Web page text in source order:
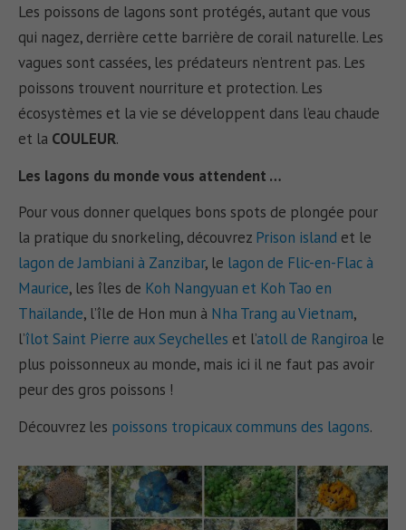
Les poissons de lagons sont protégés, autant que vous
qui nagez, derrière cette barrière de corail naturelle. Les
vagues sont cassées, les prédateurs n’entrent pas. Les
poissons trouvent nourriture et protection. Les
écosystèmes et la vie se développent dans l’eau chaude
et la COULEUR.
Les lagons du monde vous attendent …
Pour vous donner quelques bons spots de plongée pour
la pratique du snorkeling, découvrez Prison island et le
lagon de Jambiani à Zanzibar, le lagon de Flic-en-Flac à
Maurice, les îles de Koh Nangyuan et Koh Tao en
Thaïlande, l’île de Hon mun à Nha Trang au Vietnam,
l’îlot Saint Pierre aux Seychelles et l’atoll de Rangiroa le
plus poissonneux au monde, mais ici il ne faut pas avoir
peur des gros poissons !
Découvrez les poissons tropicaux communs des lagons.